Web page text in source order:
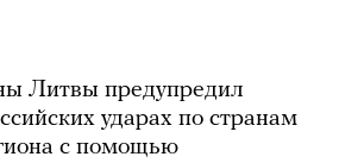
Литвы предупредил
ударах по странам
с помощью